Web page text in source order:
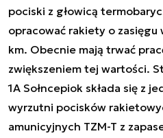
pociski z głowicą
opracować rakiety o zasięgu
km. Obecnie mają trwać
zwiększeniem tej wartości.
1A Sołncepiok składa się z
wyrzutni pocisków
amunicyjnych TZM-T z